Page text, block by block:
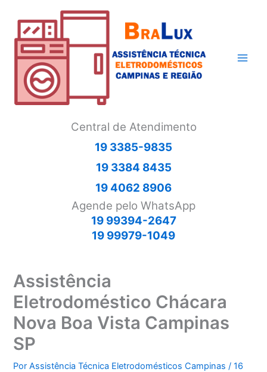
conteúdo
Central de Atendimento
19 3385-9835
19 3384 8435
19 4062 8906
Agende pelo WhatsApp
19 99394-2647
19 99979-1049
Assistência
Eletrodoméstico Chácara
Nova Boa Vista Campinas
SP
PorAssistência Técnica Eletrodomésticos Campinas/16